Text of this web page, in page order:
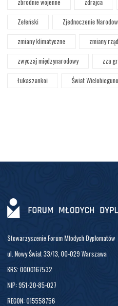
zbrodnie wojenne
zdrajca
Zełeński
Zjednoczenie
zmiany klimatyczne
zmiany
zwyczaj międzynarodowy
zza
Łukaszankoi
Świat
Stowarzyszenie Forum Młodych Dyplomatów
ul. Nowy Świat 33/13, 00-029 Warszawa
KRS: 0000167532
NIP: 951-20-85-027
REGON: 015558756